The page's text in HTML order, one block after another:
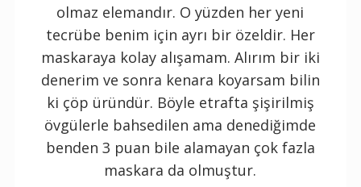
olmaz elemandır. O yüzden her yeni
tecrübe benim için ayrı bir özeldir. Her
maskaraya kolay alışamam. Alırım bir iki
denerim ve sonra kenara koyarsam bilin
ki çöp üründür. Böyle etrafta şişirilmiş
övgülerle bahsedilen ama denediğimde
benden 3 puan bile alamayan çok fazla
maskara da olmuştur.